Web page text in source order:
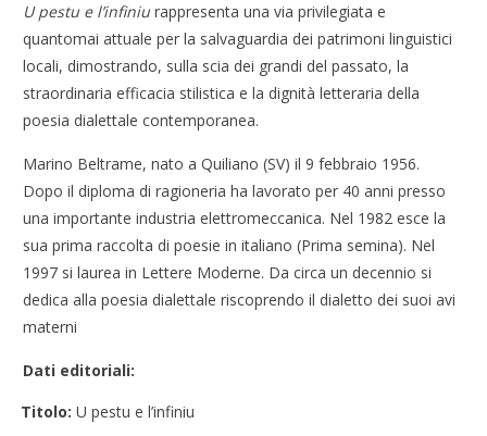
U pestu e l’infiniu rappresenta una via privilegiata e
quantomai attuale per la salvaguardia dei patrimoni linguistici
locali, dimostrando, sulla scia dei grandi del passato, la
straordinaria efficacia stilistica e la dignità letteraria della
poesia dialettale contemporanea.
Marino Beltrame, nato a Quiliano (SV) il 9 febbraio 1956.
Dopo il diploma di ragioneria ha lavorato per 40 anni presso
una importante industria elettromeccanica. Nel 1982 esce la
sua prima raccolta di poesie in italiano (Prima semina). Nel
1997 si laurea in Lettere Moderne. Da circa un decennio si
dedica alla poesia dialettale riscoprendo il dialetto dei suoi avi
materni
Dati editoriali:
Titolo: U pestu e l’infiniu